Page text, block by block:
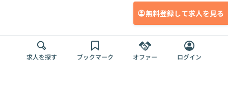
無料登録して求人を見る
求人を探す ブックマーク オファー ログイン